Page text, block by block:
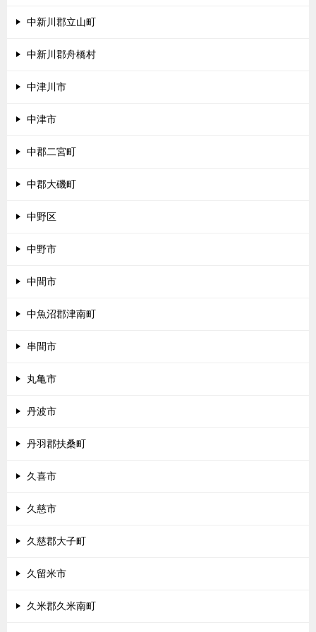
中新川郡立山町
中新川郡舟橋村
中津川市
中津市
中郡二宮町
中郡大磯町
中野区
中野市
中間市
中魚沼郡津南町
串間市
丸亀市
丹波市
丹羽郡扶桑町
久喜市
久慈市
久慈郡大子町
久留米市
久米郡久米南町